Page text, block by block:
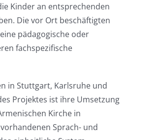
Kinder an entsprechenden
Die vor Ort beschäftigten
pädagogische oder
fachspezifische
in Stuttgart, Karlsruhe und
Projektes ist ihre Umsetzung
Kirche in
Sprach- und